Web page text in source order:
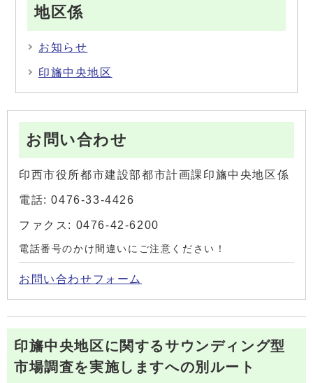
地区係
お知らせ
印旛中央地区
お問い合わせ
印西市役所都市建設部都市計画課印旛中央地区係
電話: 0476-33-4426
ファクス: 0476-42-6200
電話番号のかけ間違いにご注意ください！
お問い合わせフォーム
印旛中央地区に関するサウンディング型
市場調査を実施しますへの別ルート